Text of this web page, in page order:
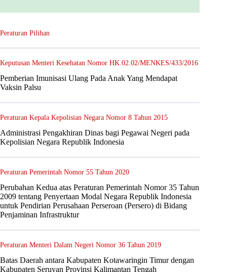
Peraturan Pilihan
Keputusan Menteri Kesehatan Nomor HK.02.02/MENKES/433/2016
Pemberian Imunisasi Ulang Pada Anak Yang Mendapat
Vaksin Palsu
Peraturan Kepala Kepolisian Negara Nomor 8 Tahun 2015
Administrasi Pengakhiran Dinas bagi Pegawai Negeri pada
Kepolisian Negara Republik Indonesia
Peraturan Pemerintah Nomor 55 Tahun 2020
Perubahan Kedua atas Peraturan Pemerintah Nomor 35 Tahun
2009 tentang Penyertaan Modal Negara Republik Indonesia
untuk Pendirian Perusahaan Perseroan (Persero) di Bidang
Penjaminan Infrastruktur
Peraturan Menteri Dalam Negeri Nomor 36 Tahun 2019
Batas Daerah antara Kabupaten Kotawaringin Timur dengan
Kabupaten Seruyan Provinsi Kalimantan Tengah